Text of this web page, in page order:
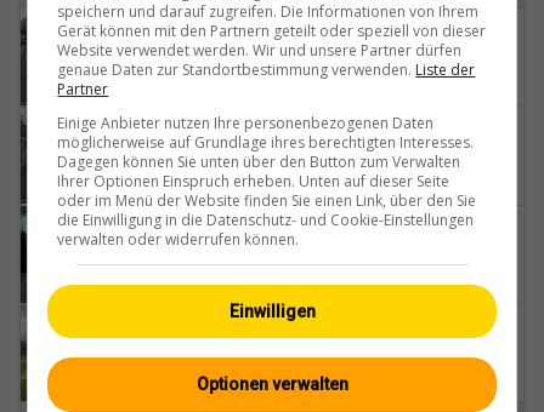
Sarnen › Südosten
Sarnen › Nordosten
Schindellegi: Fuchs Helikopter
Stans: Buochs Airport
speichern und darauf zugreifen. Die Informationen von Ihrem
Gerät können mit den Partnern geteilt oder speziell von dieser
Website verwendet werden. Wir und unsere Partner dürfen
genaue Daten zur Standortbestimmung verwenden. Liste der
Partner
Einige Anbieter nutzen Ihre personenbezogenen Daten
möglicherweise auf Grundlage ihres berechtigten Interesses.
Dagegen können Sie unten über den Button zum Verwalten
Ihrer Optionen Einspruch erheben. Unten auf dieser Seite
oder im Menü der Website finden Sie einen Link, über den Sie
die Einwilligung in die Datenschutz- und Cookie-Einstellungen
verwalten oder widerrufen können.
Einwilligen
Optionen verwalten